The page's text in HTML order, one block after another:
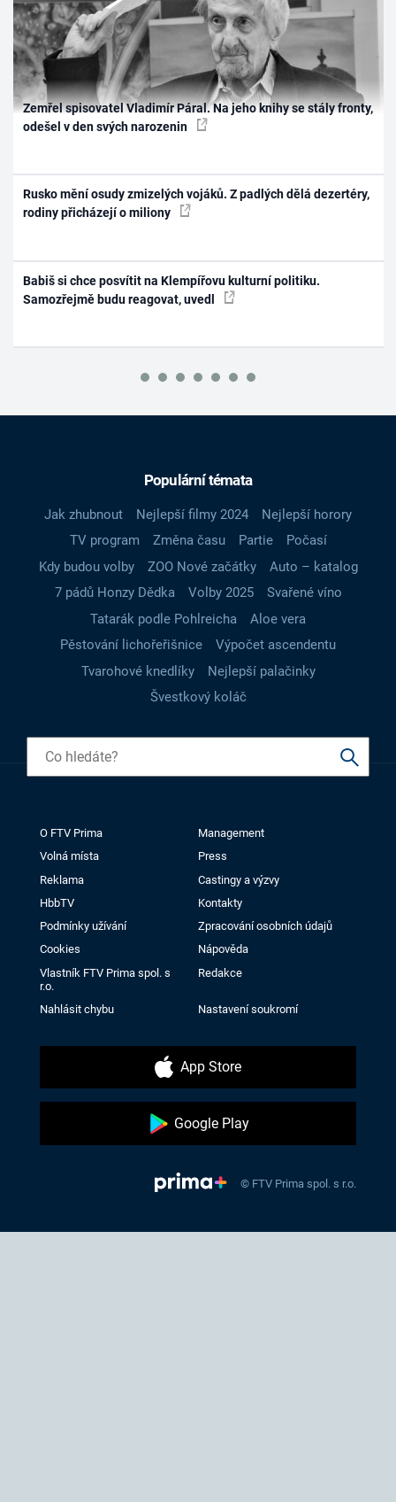
Zemřel spisovatel Vladimír Páral. Na jeho knihy se stály fronty,
odešel v den svých narozenin
Rusko mění osudy zmizelých vojáků. Z padlých dělá dezertéry,
rodiny přicházejí o miliony
Babiš si chce posvítit na Klempířovu kulturní politiku.
Samozřejmě budu reagovat, uvedl
Populární témata
Jak zhubnout Nejlepší filmy 2024
Nejlepší horory
TV program
Změna času Partie
Počasí
Kdy budou volby
ZOO Nové začátky
Auto – katalog
7 pádů Honzy Dědka
Volby 2025
Svařené víno
Tatarák podle Pohlreicha
Aloe vera
Pěstování lichořeřišnice
Výpočet ascendentu
Tvarohové knedlíky
Nejlepší palačinky
Švestkový koláč
O FTV Prima
Management
Volná místa
Press
Reklama
Castingy a výzvy
HbbTV
Kontakty
Podmínky užívání
Zpracování osobních údajů
Cookies
Nápověda
Vlastník FTV Prima spol. s
r.o.
Redakce
Nahlásit chybu Nastavení soukromí
App Store
Google Play
© FTV Prima spol. s r.o.